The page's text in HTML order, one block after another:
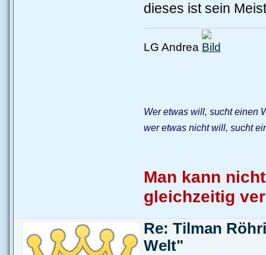
dieses ist sein
LG Andrea
Wer etwas will, sucht einen
wer etwas nicht will, sucht
Man kann
gleichzeitig
Re: Tilman
Welt"